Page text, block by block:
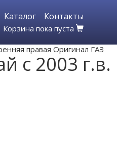
Каталог Контакты
Корзина пока пуста
правая Оригинал ГАЗ
с 2003 г.в.